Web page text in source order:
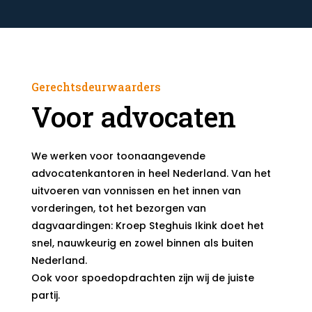
Gerechtsdeurwaarders
Voor advocaten
We werken voor toonaangevende
advocatenkantoren in heel Nederland. Van het
uitvoeren van vonnissen en het innen van
vorderingen, tot het bezorgen van
dagvaardingen: Kroep Steghuis Ikink doet het
snel, nauwkeurig en zowel binnen als buiten
Nederland.
Ook voor spoedopdrachten zijn wij de juiste
partij.